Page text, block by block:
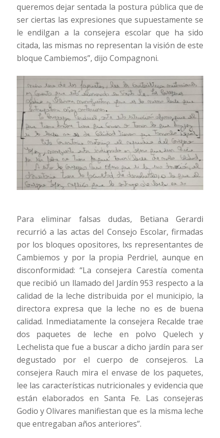
queremos dejar sentada la postura pública que de
ser ciertas las expresiones que supuestamente se
le endilgan a la consejera escolar que ha sido
citada, las mismas no representan la visión de este
bloque Cambiemos”, dijo Compagnoni.
Para eliminar falsas dudas, Betiana Gerardi
recurrió a las actas del Consejo Escolar, firmadas
por los bloques opositores, lxs representantes de
Cambiemos y por la propia Perdriel, aunque en
disconformidad: “La consejera Carestía comenta
que recibió un llamado del Jardín 953 respecto a la
calidad de la leche distribuida por el municipio, la
directora expresa que la leche no es de buena
calidad. Inmediatamente la consejera Recalde trae
dos paquetes de leche en polvo Quelech y
Lechelista que fue a buscar a dicho jardín para ser
degustado por el cuerpo de consejeros. La
consejera Rauch mira el envase de los paquetes,
lee las características nutricionales y evidencia que
están elaborados en Santa Fe. Las consejeras
Godio y Olivares manifiestan que es la misma leche
que entregaban años anteriores”.